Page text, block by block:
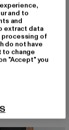
73,60 EUR
and to
and
extract data
processing of
do not have
to change
"Accept" you